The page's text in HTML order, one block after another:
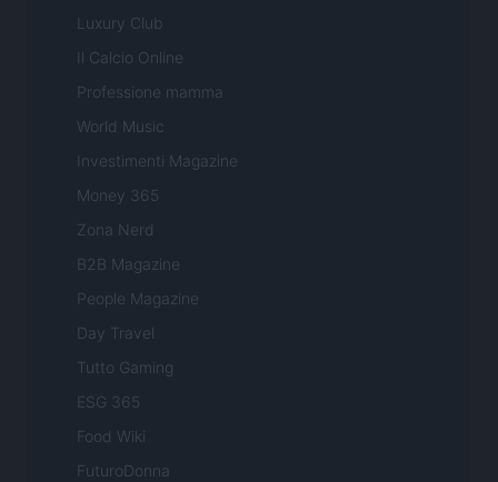
Luxury Club
Il Calcio Online
Professione mamma
World Music
Investimenti Magazine
Money 365
Zona Nerd
B2B Magazine
People Magazine
Day Travel
Tutto Gaming
ESG 365
Food Wiki
FuturoDonna